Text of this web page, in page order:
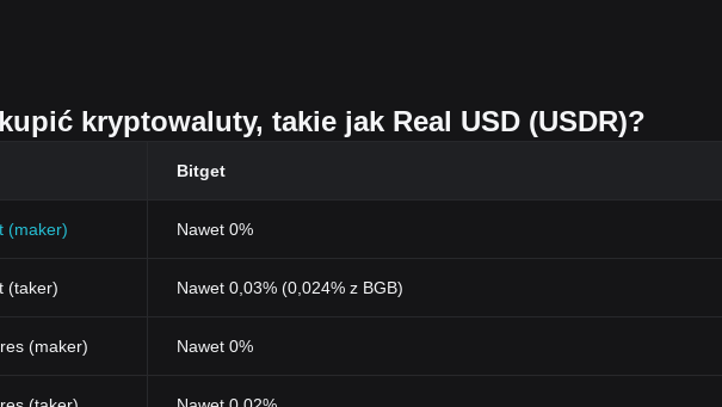
kryptowaluty, takie jak Real USD (USDR)?
Bitget
(maker) Nawet 0%
(taker) Nawet 0,03% (0,024% z BGB)
(maker) Nawet 0%